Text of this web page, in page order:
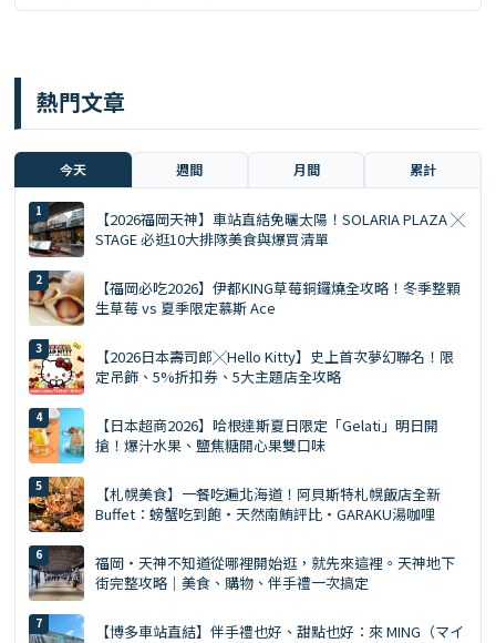
熱門文章
今天 週間 月間 累計
【2026福岡天神】車站直結免曬太陽！SOLARIA PLAZA ╳
STAGE 必逛10大排隊美食與爆買清單
【福岡必吃2026】伊都KING草莓銅鑼燒全攻略！冬季整顆
生草莓 vs 夏季限定慕斯 Ace
【2026日本壽司郎╳Hello Kitty】史上首次夢幻聯名！限
定吊飾、5%折扣券、5大主題店全攻略
【日本超商2026】哈根達斯夏日限定「Gelati」明日開
搶！爆汁水果、鹽焦糖開心果雙口味
【札幌美食】一餐吃遍北海道！阿貝斯特札幌飯店全新
Buffet：螃蟹吃到飽・天然南鮪評比・GARAKU湯咖哩
福岡・天神不知道從哪裡開始逛，就先來這裡。天神地下
街完整攻略｜美食、購物、伴手禮一次搞定
【博多車站直結】伴手禮也好、甜點也好：來 MING（マイ